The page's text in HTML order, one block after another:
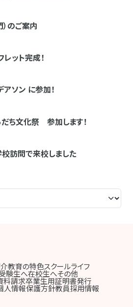
のご案内
ット完成！
ソン に参加！
ち文化祭 参加します！
訪問で来校しました
教育の特色スクールライフ
験生へ在校生へその他
料請求卒業生用証明書発行
人情報保護方針教員採用情報